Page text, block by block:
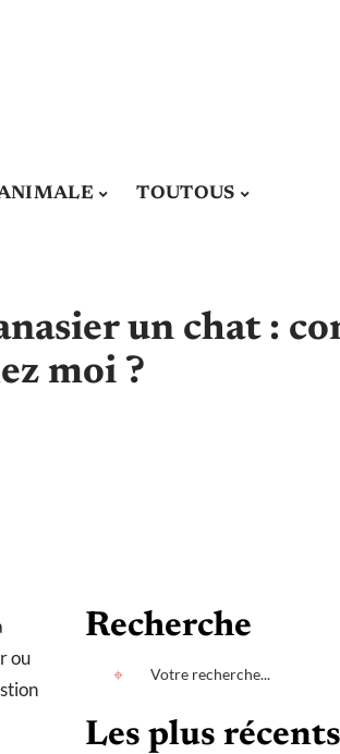
TOUTOUS
un chat :
moi ?
ou
Recherche
Les plus récents